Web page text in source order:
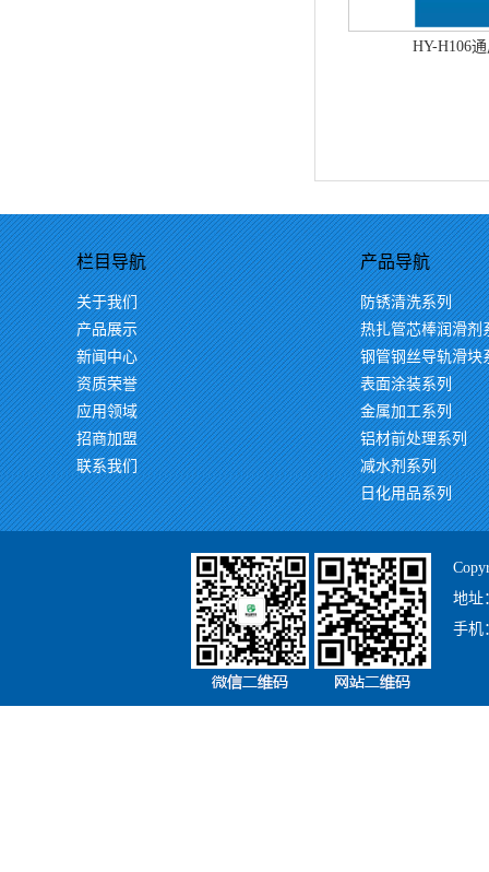
HY-H106
栏目导航
关于我们
产品展示
新闻中心
资质荣誉
应用领域
招商加盟
联系我们
产品导航
防锈清洗系列
热扎管芯棒润滑剂
钢管钢丝导轨滑块
表面涂装系列
金属加工系列
铝材前处理系列
减水剂系列
日化用品系列
地址
手机